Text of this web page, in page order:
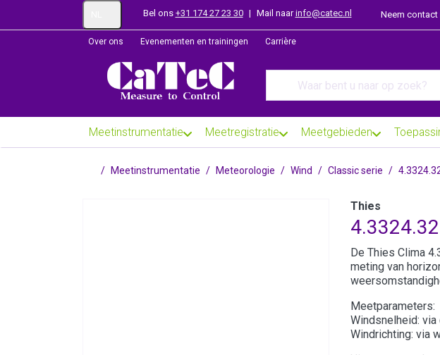
Bel ons +31 174 27 23 30 | Mail naarinfo@catec.nl Neem
Over ons Evenementen en trainingen Carrière
Meetinstrumentatie Meetregistratie Meetgebieden
Startpagina
Meetinstrumentatie Meteorologie Wind Classic serie
Thies
De Thies Clima
meting van
Meetparameters:
Windsnelheid:
Windrichting: via